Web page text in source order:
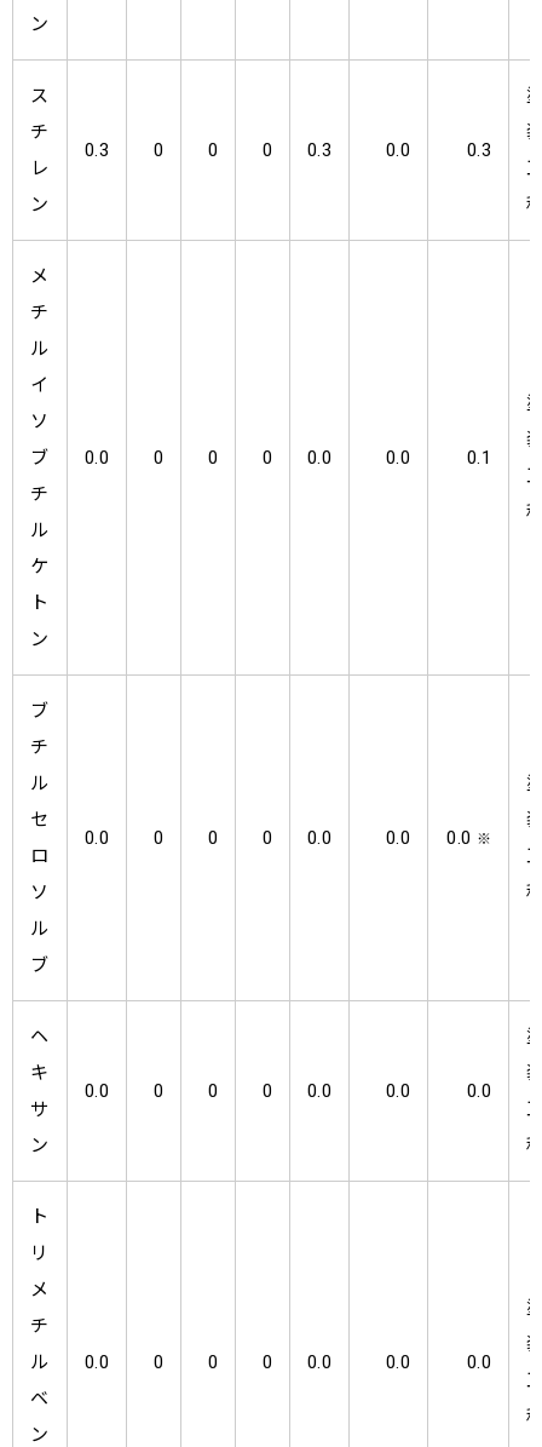
ン
ス
チ
レ
ン
0.3 0 0 0 0.3 0.0 0.3
メ
チ
ル
イ
ソ
ブ
チ
ル
ケ
ト
ン
0.0 0 0 0 0.0 0.0 0.1
ブ
チ
ル
セ
ロ
ソ
ル
ブ
0.0 0 0 0 0.0 0.0 0.0 ※
ヘ
キ
サ
ン
0.0 0 0 0 0.0 0.0 0.0
ト
リ
メ
チ
ル
ベ
ン
0.0 0 0 0 0.0 0.0 0.0